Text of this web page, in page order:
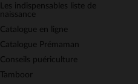
Les indispensables liste de
naissance
Catalogue en ligne
Catalogue Prémaman
Conseils puériculture
Tamboor